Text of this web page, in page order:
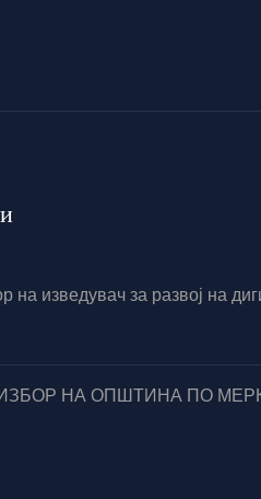
на изведувач за развој на
НА ОПШТИНА ПО